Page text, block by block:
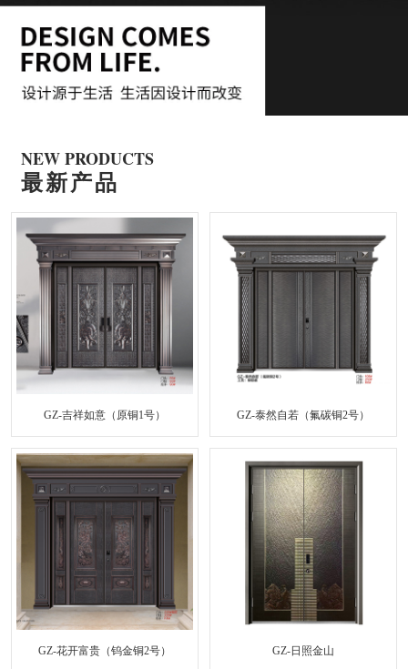
NEW PRODUCTS
最新产品
GZ-吉祥如意（原铜1号） GZ-泰然自若（氟碳铜2号）
GZ-花开富贵（钨金铜2号） GZ-日照金山